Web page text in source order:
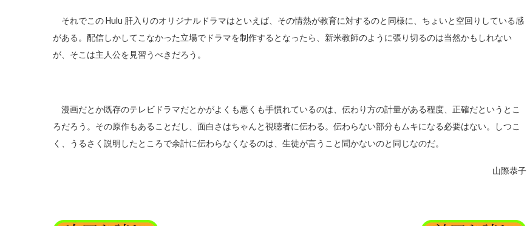
それでこの Hulu 肝入りのオリジナルドラマはといえば、その情熱が教育に対するのと同様に、ちょいと空回りしている感
がある。配信しかしてこなかった立場でドラマを制作するとなったら、新米教師のように張り切るのは当然かもしれない
が、そこは主人公を見習うべきだろう。
漫画だとか既存のテレビドラマだとかがよくも悪くも手慣れているのは、伝わり方の計量がある程度、正確だというとこ
ろだろう。その原作もあることだし、面白さはちゃんと視聴者に伝わる。伝わらない部分もムキになる必要はない。しつこ
く、うるさく説明したところで余計に伝わらなくなるのは、生徒が言うこと聞かないのと同じなのだ。
山際恭子